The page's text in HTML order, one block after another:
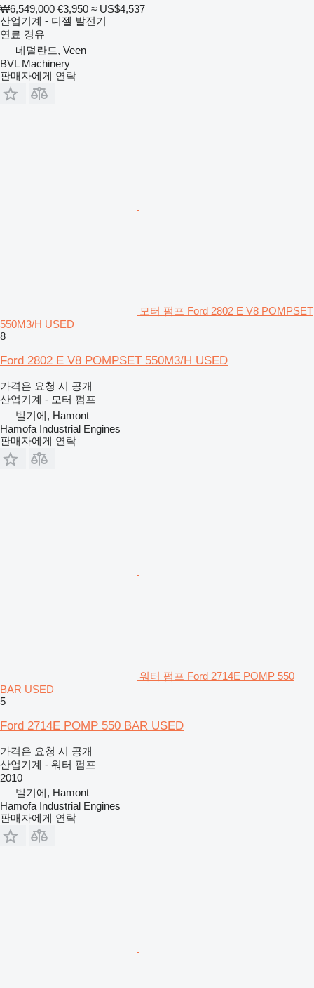
₩6,549,000 €3,950 ≈ US$4,537
산업기계 - 디젤 발전기
연료 경유
네덜란드, Veen
BVL Machinery
판매자에게 연락
모터 펌프 Ford 2802 E V8 POMPSET
550M3/H USED
8
Ford 2802 E V8 POMPSET 550M3/H USED
가격은 요청 시 공개
산업기계 - 모터 펌프
벨기에, Hamont
Hamofa Industrial Engines
판매자에게 연락
워터 펌프 Ford 2714E POMP 550
BAR USED
5
Ford 2714E POMP 550 BAR USED
가격은 요청 시 공개
산업기계 - 워터 펌프
2010
벨기에, Hamont
Hamofa Industrial Engines
판매자에게 연락